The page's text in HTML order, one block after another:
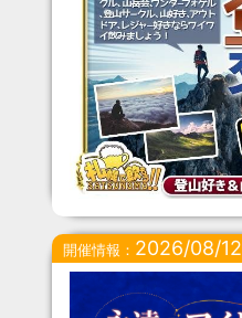
開催情報： 2026/08/12